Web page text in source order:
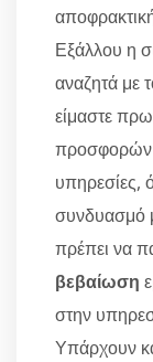
Εξάλλου η
αναζητά με
είμαστε
προσφορών
υπηρεσίες,
συνδυασμό
πρέπει να
βεβαίωση
στην
Υπάρχουν